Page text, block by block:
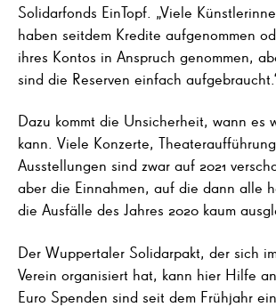
Solidarfonds EinTopf. „Viele
haben seitdem Kredite aufgenommen
ihres Kontos in Anspruch genommen,
sind die Reserven einfach
Dazu kommt die Unsicherheit, wann es
kann. Viele Konzerte,
Ausstellungen sind zwar auf 2021
aber die Einnahmen, auf die dann alle
die Ausfälle des Jahres 2020 kaum
Der Wuppertaler Solidarpakt, der sich
Verein organisiert hat, kann hier Hilfe
Euro Spenden sind seit dem Frühjahr